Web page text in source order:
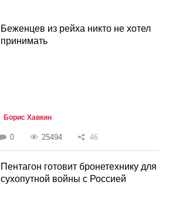
Беженцев из рейха никто не хотел
принимать
Борис Хавкин
0 25494 46
Пентагон готовит бронетехнику для
сухопутной войны с Россией